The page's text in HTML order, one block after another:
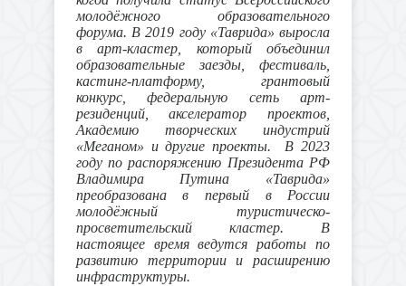
молодёжного образовательного
форума. В 2019 году «Таврида» выросла
в арт-кластер, который объединил
образовательные заезды, фестиваль,
кастинг-платформу, грантовый
конкурс, федеральную сеть арт-
резиденций, акселератор проектов,
Академию творческих индустрий
«Меганом» и другие проекты. В 2023
году по распоряжению Президента РФ
Владимира Путина «Таврида»
преобразована в первый в России
молодёжный туристическо-
просветительский кластер. В
настоящее время ведутся работы по
развитию территории и расширению
инфраструктуры.